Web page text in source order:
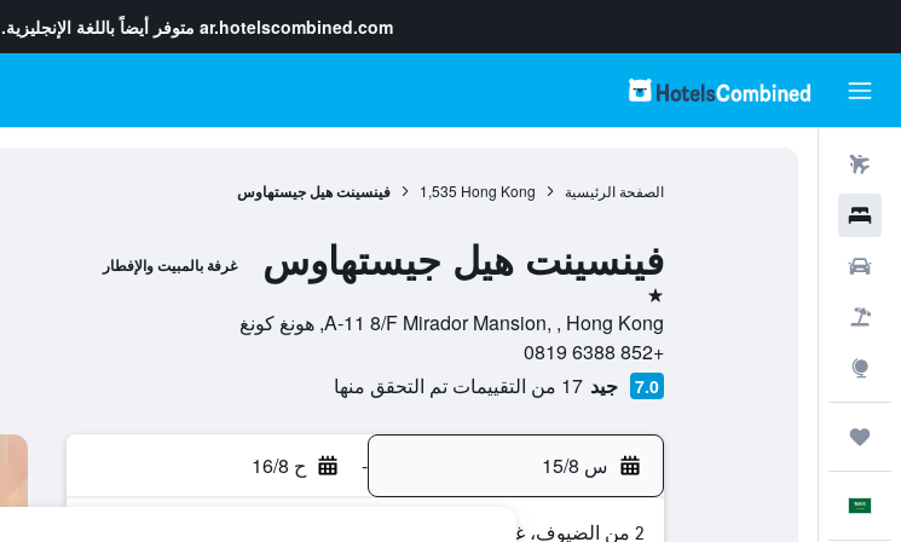
ar.hotelscombined.com متوفر أيضاً باللغة الإنجليزية.
الصفحة الرئيسية Hong Kong
1,535 فينسينت هيل جيستهاوس
فينسينت هيل جيستهاوس غرفة بالمبيت والإفطار
نجمة واحدة
A-11 8/F Mirador Mansion, , Hong Kong, هونغ كونغ
+852 6388 0819
7.0 جيد 17 من التقييمات تم التحقق منها
س 15/8 - ح 16/8
2 من الضيوف، غرفة واحدة